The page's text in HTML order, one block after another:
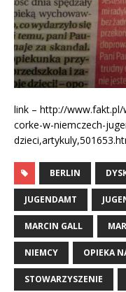
link – http://
corke-w-niemczech-
BERLIN
JUGENDAMT
MARCIN GALL
NIEMCY OPIEKA
STOWARZYSZENIE